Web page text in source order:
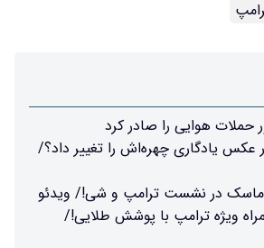
حملات هوایی را صادر کرد
عکس یادگاری چهره‌اش را تغییر داد؟/
ماسک در نشست ترامپ و شی!/ ویدئو
ویژه ترامپ با پوشش طلایی!/